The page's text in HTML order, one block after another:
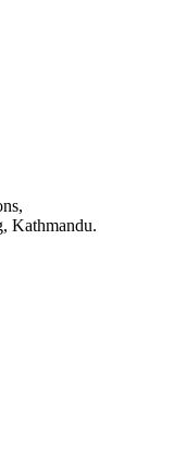
Kathmandu.